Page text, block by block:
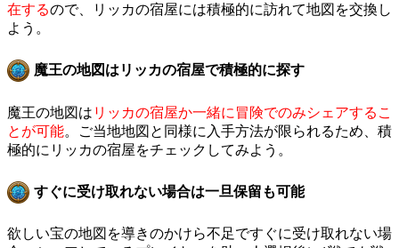
在するので、リッカの宿屋には積極的に訪れて地図を交換し
よう。
魔王の地図はリッカの宿屋で積極的に探す
魔王の地図は リッカの宿屋か一緒に冒険でのみシェアするこ
とが可能。ご当地地図と同様に入手方法が限られるため、積
極的にリッカの宿屋をチェックしてみよう。
すぐに受け取れない場合は一旦保留も可能
欲しい宝の地図を導きのかけら不足ですぐに受け取れない場